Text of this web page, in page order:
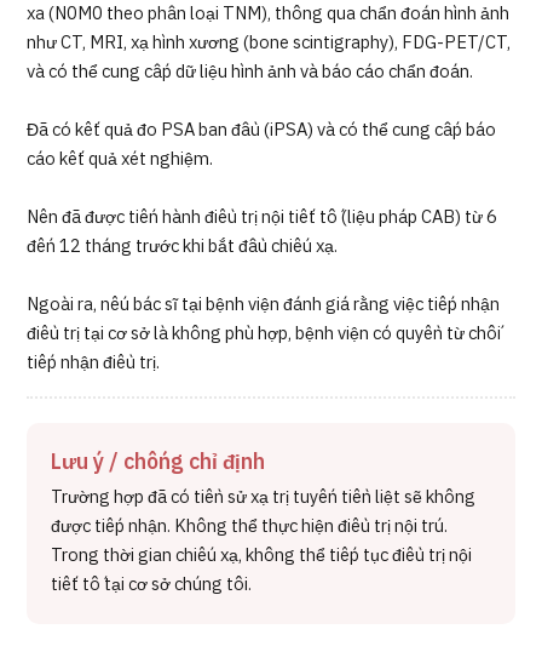
xa (N0M0 theo phân loại TNM), thông qua chẩn đoán hình ảnh
như CT, MRI, xạ hình xương (bone scintigraphy), FDG-PET/CT,
và có thể cung cấp dữ liệu hình ảnh và báo cáo chẩn đoán.
Đã có kết quả đo PSA ban đầu (iPSA) và có thể cung cấp báo
cáo kết quả xét nghiệm.
Nên đã được tiến hành điều trị nội tiết tố (liệu pháp CAB) từ 6
đến 12 tháng trước khi bắt đầu chiếu xạ.
Ngoài ra, nếu bác sĩ tại bệnh viện đánh giá rằng việc tiếp nhận
điều trị tại cơ sở là không phù hợp, bệnh viện có quyền từ chối
tiếp nhận điều trị.
Lưu ý / chống chỉ định
Trường hợp đã có tiền sử xạ trị tuyến tiền liệt sẽ không
được tiếp nhận. Không thể thực hiện điều trị nội trú.
Trong thời gian chiếu xạ, không thể tiếp tục điều trị nội
tiết tố tại cơ sở chúng tôi.